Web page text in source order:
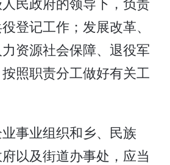
登记工作；发展改革、
资源社会保障、退役军
照职责分工做好有关工
事业组织和乡、民族
以及街道办事处，应当